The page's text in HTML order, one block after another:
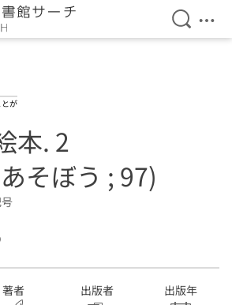
検索を
メ
が
本. 2
そぼう ; 97)
著者 出版者 出版年